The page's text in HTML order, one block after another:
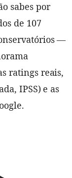
sabes por
de 107
—
ratings reais,
IPSS) e as